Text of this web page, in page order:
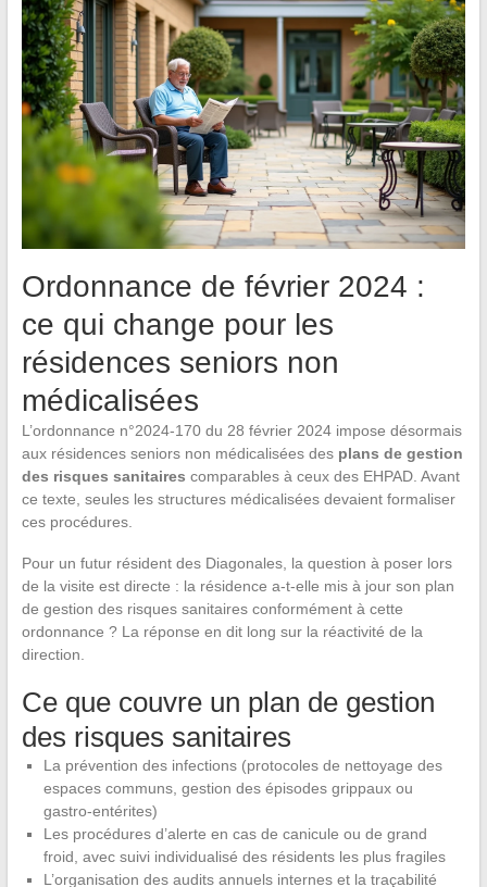
Ordonnance de février 2024 :
ce qui change pour les
résidences seniors non
médicalisées
L’ordonnance n°2024-170 du 28 février 2024 impose désormais
aux résidences seniors non médicalisées des plans de gestion
des risques sanitaires comparables à ceux des EHPAD. Avant
ce texte, seules les structures médicalisées devaient formaliser
ces procédures.
Pour un futur résident des Diagonales, la question à poser lors
de la visite est directe : la résidence a-t-elle mis à jour son plan
de gestion des risques sanitaires conformément à cette
ordonnance ? La réponse en dit long sur la réactivité de la
direction.
Ce que couvre un plan de gestion
des risques sanitaires
La prévention des infections (protocoles de nettoyage des
espaces communs, gestion des épisodes grippaux ou
gastro-entérites)
Les procédures d’alerte en cas de canicule ou de grand
froid, avec suivi individualisé des résidents les plus fragiles
L’organisation des audits annuels internes et la traçabilité